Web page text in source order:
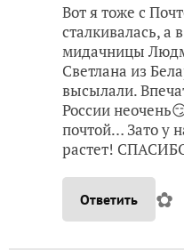
Вот я тоже с
сталкивалась, а
мидачницы
Светлана из
высылали.
России
почтой… Зато у
растет!
Ответить ✿